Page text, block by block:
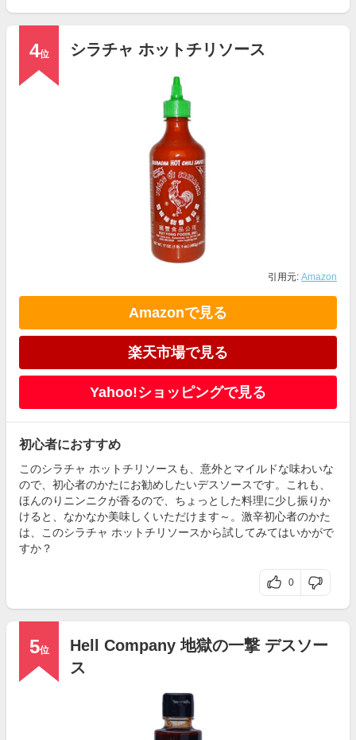
4位 シラチャ ホットチリソース
引用元: Amazon
Amazonで見る
楽天市場で見る
Yahoo!ショッピングで見る
初心者におすすめ
このシラチャ ホットチリソースも、意外とマイルドな味わいな
ので、初心者のかたにお勧めしたいデスソースです。これも、
ほんのりニンニクが香るので、ちょっとした料理に少し振りか
けると、なかなか美味しくいただけます～。激辛初心者のかた
は、このシラチャ ホットチリソースから試してみてはいかがで
すか？
0
5位
Hell Company 地獄の一撃 デスソー
ス